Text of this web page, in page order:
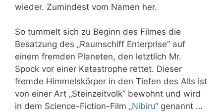
wieder. Zumindest vom Namen her.
So tummelt sich zu Beginn des Filmes die
Besatzung des „Raumschiff Enterprise“ auf
einem fremden Planeten, den letztlich Mr.
Spock vor einer Katastrophe rettet. Dieser
fremde Himmelskörper in den Tiefen des Alls ist
von einer Art „Steinzeitvolk“ bewohnt und wird
in dem Science-Fiction-Film „Nibiru“ genannt …